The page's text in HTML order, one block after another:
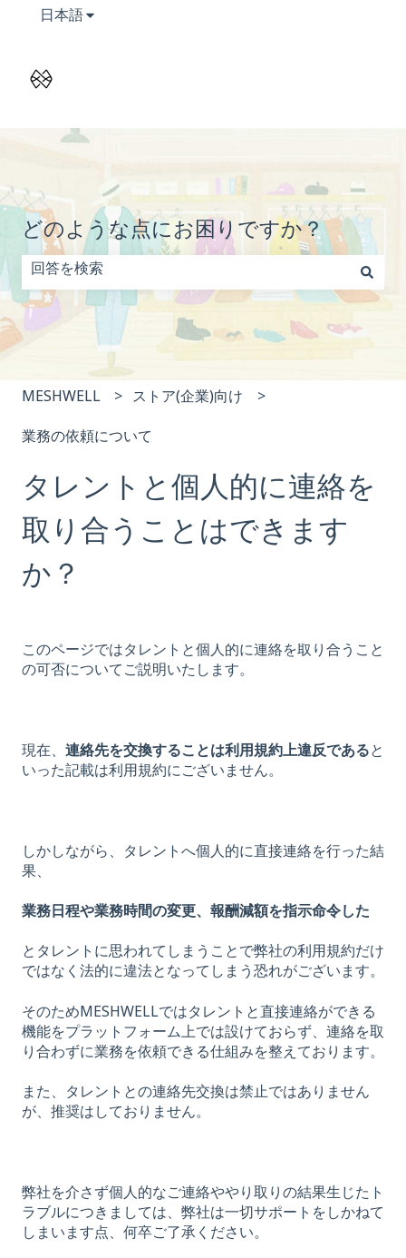
日本語翻訳のサブメニューを表示
どのような点にお困りですか？
検索フィールドが空なので、候補はありません。
MESHWELL
ストア(企業)向け
業務の依頼について
タレントと個人的に連絡を
取り合うことはできます
か？
このページではタレントと個人的に連絡を取り合うこと
の可否についてご説明いたします。
現在、 連絡先を交換することは利用規約上違反であると
いった記載は利用規約にございません。
しかしながら、タレントへ個人的に直接連絡を行った結
果、
業務日程や業務時間の変更、報酬減額を指示命令した
とタレントに思われてしまうことで弊社の利用規約だけ
ではなく法的に違法となってしまう恐れがございます。
そのためMESHWELLではタレントと直接連絡ができる
機能をプラットフォーム上では設けておらず、連絡を取
り合わずに業務を依頼できる仕組みを整えております。
また、タレントとの連絡先交換は禁止ではありません
が、推奨はしておりません。
弊社を介さず個人的なご連絡ややり取りの結果生じたト
ラブルにつきましては、弊社は一切サポートをしかねて
しまいます点、何卒ご了承ください。